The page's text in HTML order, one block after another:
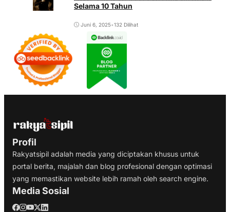
Selama 10 Tahun
Juni 6, 2025•132 Dilihat
Profil
Rakyatsipil adalah media yang diciptakan khusus untuk
portal berita, majalah dan blog profesional dengan optimasi
yang memastikan website lebih ramah oleh search engine.
Media Sosial